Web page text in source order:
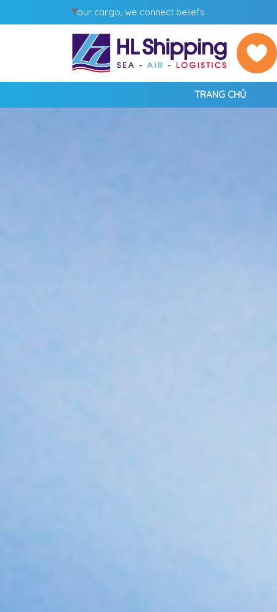
Your cargo, we connect beliefs
TRANG CHỦ